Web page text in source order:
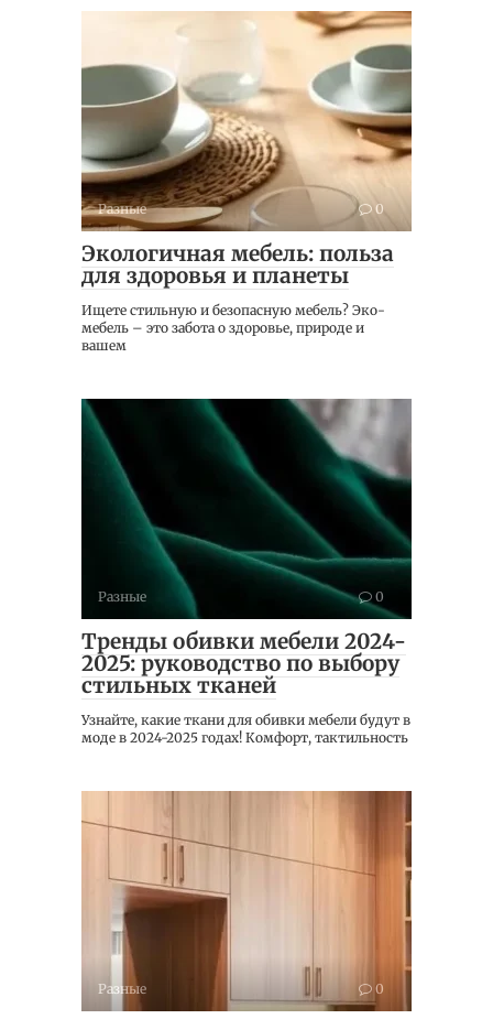
Разные 0
Экологичная мебель: польза
для здоровья и планеты
Ищете стильную и безопасную мебель? Эко-
мебель – это забота о здоровье, природе и
вашем
Разные 0
Тренды обивки мебели 2024-
2025: руководство по выбору
стильных тканей
Узнайте, какие ткани для обивки мебели будут в
моде в 2024-2025 годах! Комфорт, тактильность
Разные 0